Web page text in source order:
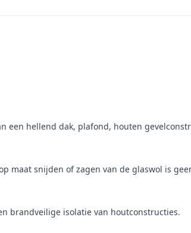
hellend dak, plafond, houten
maat snijden of zagen van de glaswol is
brandveilige isolatie van houtconstructies.